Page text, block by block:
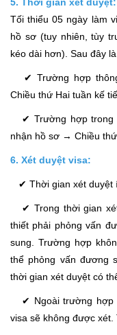
Tối thiểu 05 ngày làm
hồ sơ (tuy nhiên, tùy
kéo dài hơn). Sau đây
✔ Trường hợp
Chiều thứ Hai tuần kế
✔ Trường hợp trong
nhận hồ sơ → Chiều
6. Xét duyệt visa:
✔ Thời gian xét duyệt
✔ Trong thời gian
thiết phải phỏng vấn
sung. Trường hợp
thể phỏng vấn đương
thời gian xét duyệt có
✔ Ngoài trường hợp
visa sẽ không được xét.